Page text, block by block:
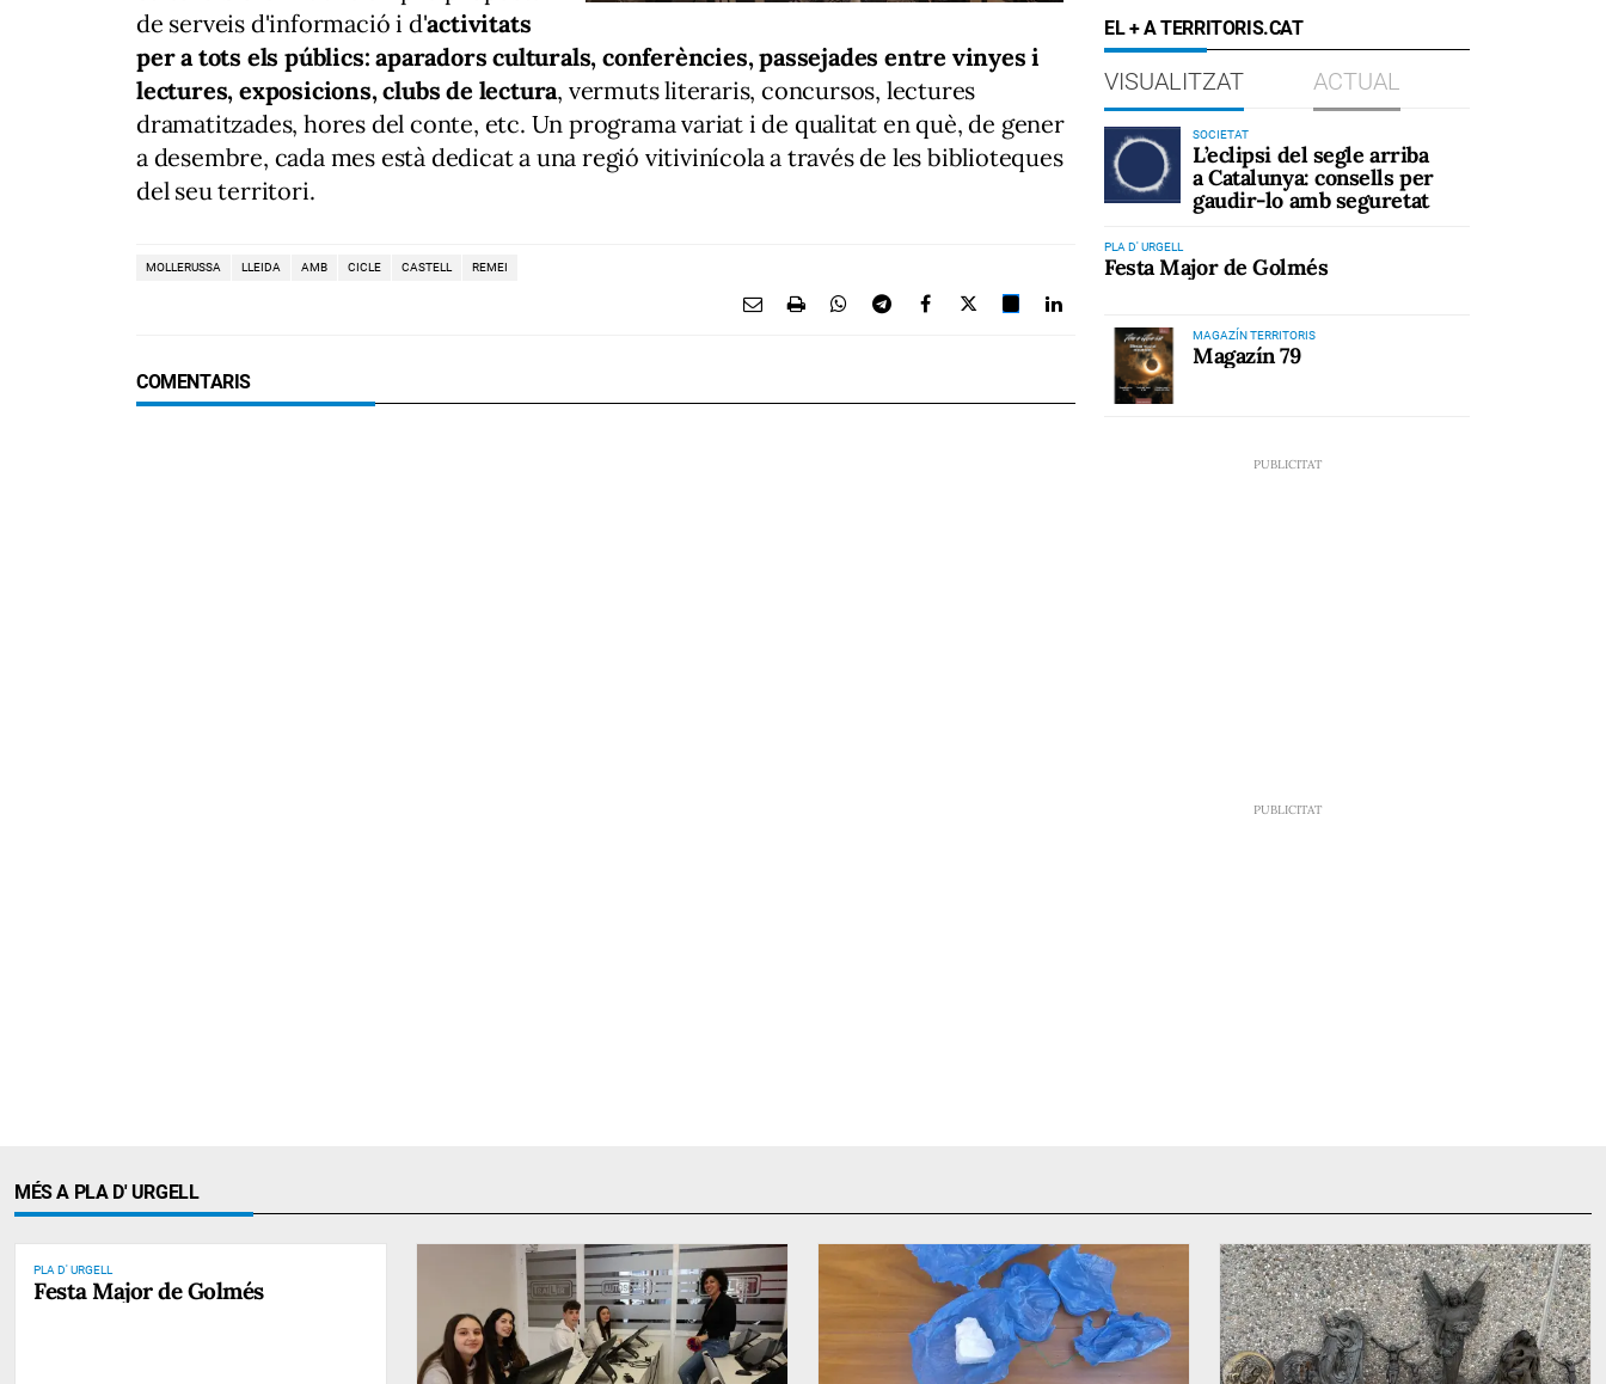
de serveis d'informació i d'activitats
per a tots els públics: aparadors culturals, conferències, passejades entre vinyes i
lectures, exposicions, clubs de lectura, vermuts literaris, concursos, lectures
dramatitzades, hores del conte, etc. Un programa variat i de qualitat en què, de gener
a desembre, cada mes està dedicat a una regió vitivinícola a través de les biblioteques
del seu territori.
MOLLERUSSA LLEIDA AMB CICLE CASTELL REMEI
COMENTARIS
EL + A TERRITORIS.CAT
VISUALITZAT ACTUAL
SOCIETAT
L’eclipsi del segle arriba
a Catalunya: consells per
gaudir-lo amb seguretat
PLA D' URGELL
Festa Major de Golmés
MAGAZÍN TERRITORIS
Magazín 79
MÉS A PLA D' URGELL
PLA D' URGELL
Festa Major de Golmés